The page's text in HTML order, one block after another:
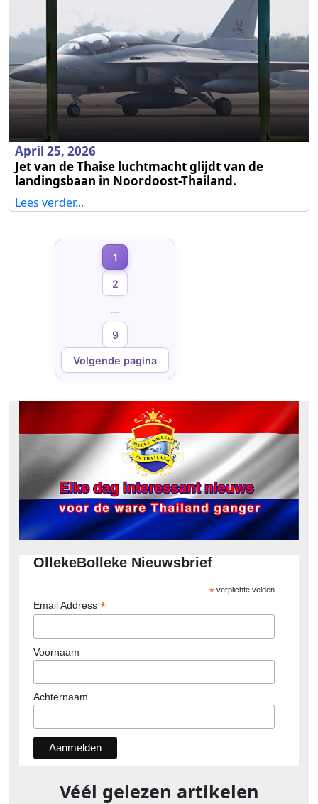
April 25, 2026
Jet van de Thaise luchtmacht glijdt van de
landingsbaan in Noordoost-Thailand.
Lees verder...
Berichten
Pagina
1
Pagina
2
…
Pagina
9
Volgende pagina
OllekeBolleke Nieuwsbrief
*verplichte velden
Email Address *
Voornaam
Achternaam
Véél gelezen artikelen